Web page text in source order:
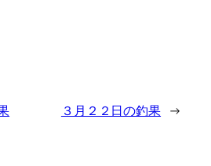
３月２２日の釣果 →